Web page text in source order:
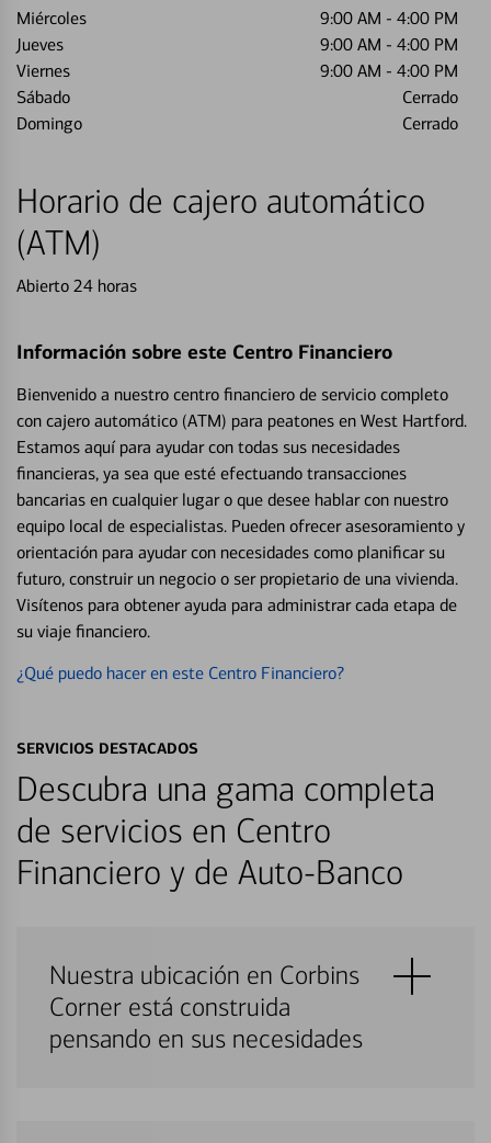
Miércoles
9:00 AM - 4:00 PM
Jueves
9:00 AM - 4:00 PM
Viernes
9:00 AM - 4:00 PM
Sábado
Cerrado
Domingo
Cerrado
Horario de cajero automático
(ATM)
Abierto 24 horas
Información sobre este Centro Financiero
Bienvenido a nuestro centro financiero de servicio completo
con cajero automático (ATM) para peatones en West Hartford.
Estamos aquí para ayudar con todas sus necesidades
financieras, ya sea que esté efectuando transacciones
bancarias en cualquier lugar o que desee hablar con nuestro
equipo local de especialistas. Pueden ofrecer asesoramiento y
orientación para ayudar con necesidades como planificar su
futuro, construir un negocio o ser propietario de una vivienda.
Visítenos para obtener ayuda para administrar cada etapa de
su viaje financiero.
¿Qué puedo hacer en este Centro Financiero?
SERVICIOS DESTACADOS
Descubra una gama completa
de servicios en Centro
Financiero y de Auto-Banco
Nuestra ubicación en Corbins
Corner está construida
pensando en sus necesidades